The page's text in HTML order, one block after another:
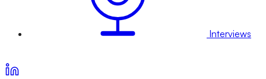
Interviews